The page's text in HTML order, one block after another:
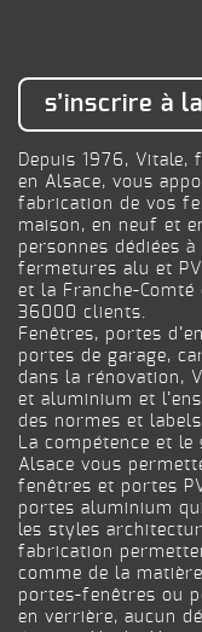
s’inscrire à
Depuis 1976, Vitale,
en Alsace, vous
fabrication de vos
maison, en neuf et
personnes dédiées
fermetures alu et
et la Franche-
36000 clients.
Fenêtres, portes
portes de garage,
dans la rénovation,
et aluminium et
des normes et
La compétence et
Alsace vous
fenêtres et portes
portes aluminium
les styles
fabrication
comme de la
portes-fenêtres ou
en verrière, aucun